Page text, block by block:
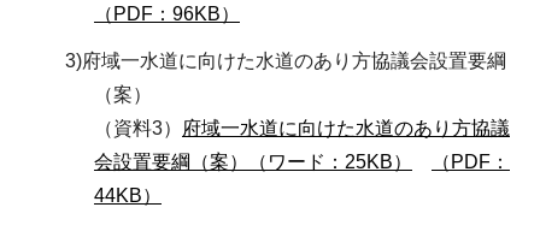
（PDF：96KB）
3)府域一水道に向けた水道のあり方協議会設置要綱
（案）
（資料3）
府域一水道に向けた水道のあり方協議
会設置要綱（案）（ワード：25KB）
（PDF：
44KB）